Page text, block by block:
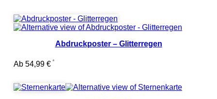
Abdruckposter – Glitterregen
Ab 54,99 €